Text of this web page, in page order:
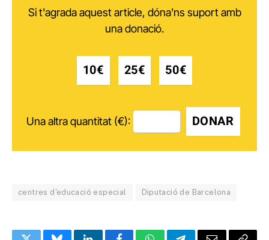
Si t'agrada aquest article, dóna'ns suport amb
una donació.
10€ 25€ 50€
Una altra quantitat (€): DONAR
centres d'educació especial Diputació de Barcelona